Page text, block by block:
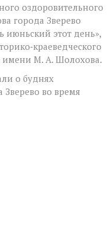
оздоровительного
города Зверево
июньский этот день»,
имени М. А. Шолохова.
о буднях
во время